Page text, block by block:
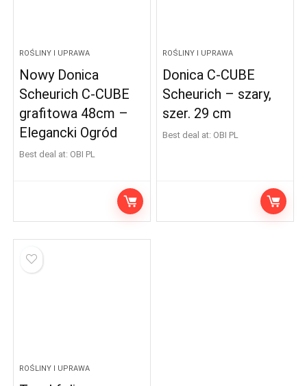
ROŚLINY I UPRAWA
Nowy Donica
Scheurich C-CUBE
grafitowa 48cm –
Elegancki Ogród
Best deal at: OBI PL
ROŚLINY I UPRAWA
Donica C-CUBE
Scheurich – szary,
szer. 29 cm
Best deal at: OBI PL
ROŚLINY I UPRAWA